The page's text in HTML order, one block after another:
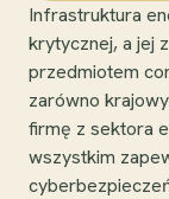
Infrastruktura
krytycznej, a jej
przedmiotem
zarówno
firmę z sektora
wszystkim